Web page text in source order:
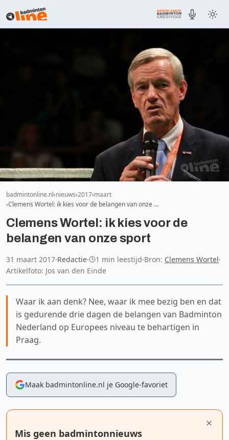
badmintonline.nl nieuws 2017 maart
Clemens Wortel: ik kies voor de belangen van onze …
Clemens Wortel: ik kies voor de
belangen van onze sport
31 maart 2017·Redactie· 1 min leestijd·Bron: Clemens Wortel·
Artikelfoto: Jos van den Einde
Waar ik aan denk? Nee, waar ik mee bezig ben en dat
is gedurende drie dagen de belangen van Badminton
Nederland op Europees niveau te behartigen in
Praag.
Maak badmintonline.nl je Google-favoriet
Mis geen badmintonnieuws